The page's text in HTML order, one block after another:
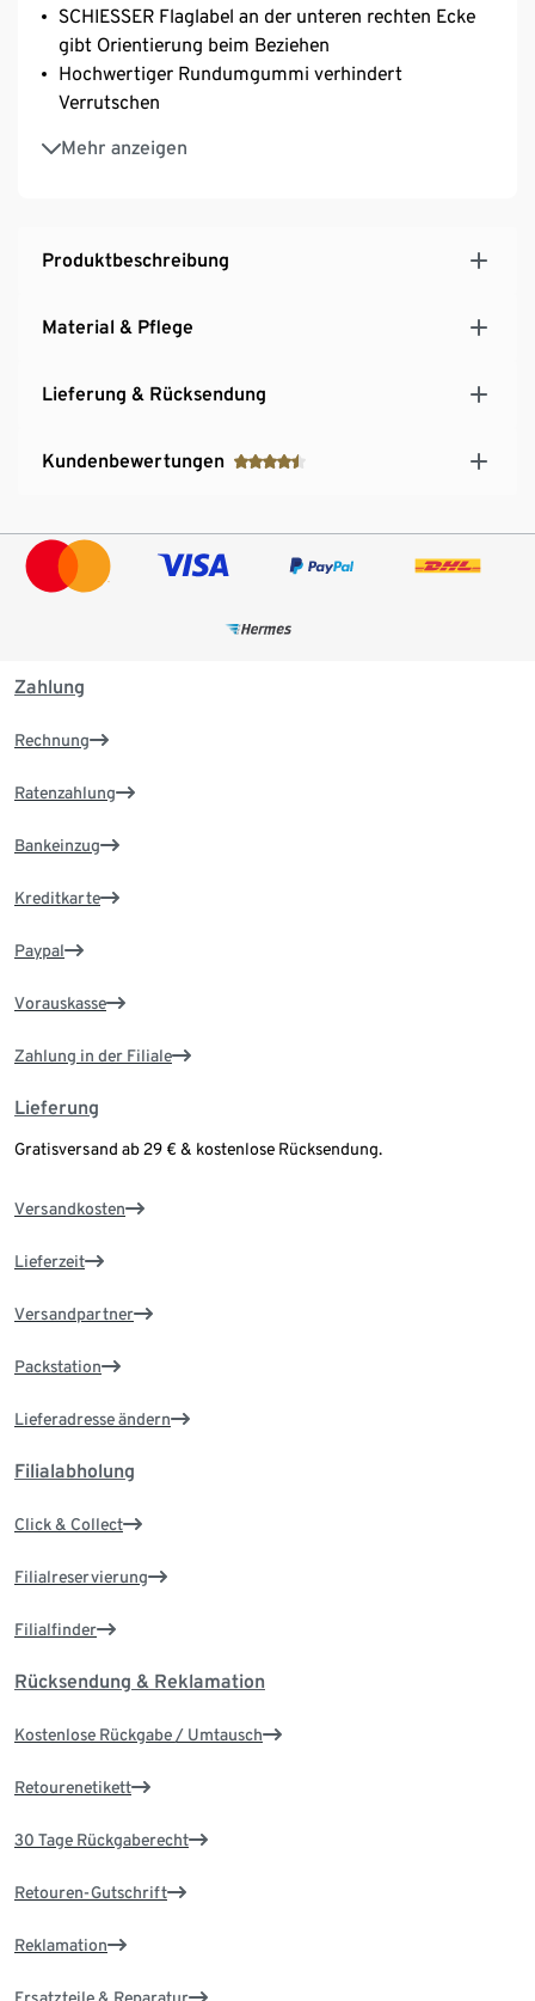
SCHIESSER Flaglabel an der unteren rechten Ecke
gibt Orientierung beim Beziehen
Hochwertiger Rundumgummi verhindert
Verrutschen
Mehr anzeigen
Hautsympatisch und pflegeleicht, waschbar bei 60
°C und bügelfrei
Produktbeschreibung
Material & Pflege
Lieferung & Rücksendung
Kundenbewertungen
Zahlung
Rechnung
Ratenzahlung
Bankeinzug
Kreditkarte
Paypal
Vorauskasse
Zahlung in der Filiale
Lieferung
Gratisversand ab 29 € & kostenlose Rücksendung.
Versandkosten
Lieferzeit
Versandpartner
Packstation
Lieferadresse ändern
Filialabholung
Click & Collect
Filialreservierung
Filialfinder
Rücksendung & Reklamation
Kostenlose Rückgabe / Umtausch
Retourenetikett
30 Tage Rückgaberecht
Retouren-Gutschrift
Reklamation